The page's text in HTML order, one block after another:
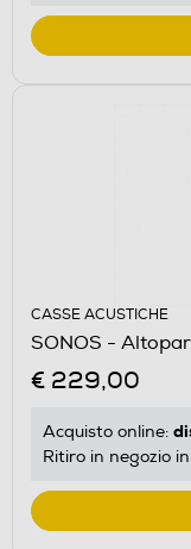
CASSE ACUSTICHE
SONOS -
€ 229,00
Acquisto online:
Ritiro in negozio